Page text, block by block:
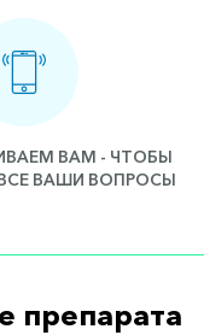
ВАМ - ЧТОБЫ
ВАШИ ВОПРОСЫ
препарата